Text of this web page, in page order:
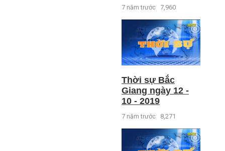
7 năm trước 7,960
Thời sự Bắc
Giang ngày 12 -
10 - 2019
7 năm trước 8,271